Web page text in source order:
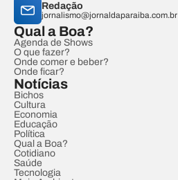
Redação
jornalismo@jornaldaparaiba.com.br
Qual a Boa?
Agenda de Shows
O que fazer?
Onde comer e beber?
Onde ficar?
Notícias
Bichos
Cultura
Economia
Educação
Política
Qual a Boa?
Cotidiano
Saúde
Tecnologia